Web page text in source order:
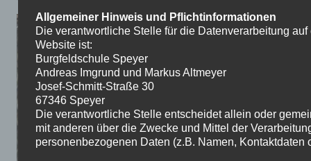
Allgemeiner Hinweis und Pflichtinformationen
Die verantwortliche Stelle für die Datenverarbeitung auf
Website ist:
Burgfeldschule Speyer
Andreas Imgrund und Markus Altmeyer
Josef-Schmitt-Straße 30
67346 Speyer
Die verantwortliche Stelle entscheidet allein oder
mit anderen über die Zwecke und Mittel der
personenbezogenen Daten (z.B. Namen, Kontaktdaten